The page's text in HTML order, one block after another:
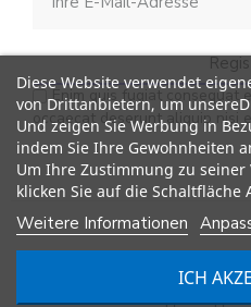
Diese Website verwendet
von Drittanbietern, um
Und zeigen Sie Werbung in
indem Sie Ihre Gewohnheiten
Um Ihre Zustimmung zu
klicken Sie auf die Schaltfläche
Weitere Informationen
ICH
Enim quis fugiat consequat
occaecat deserunt aliquip nisi